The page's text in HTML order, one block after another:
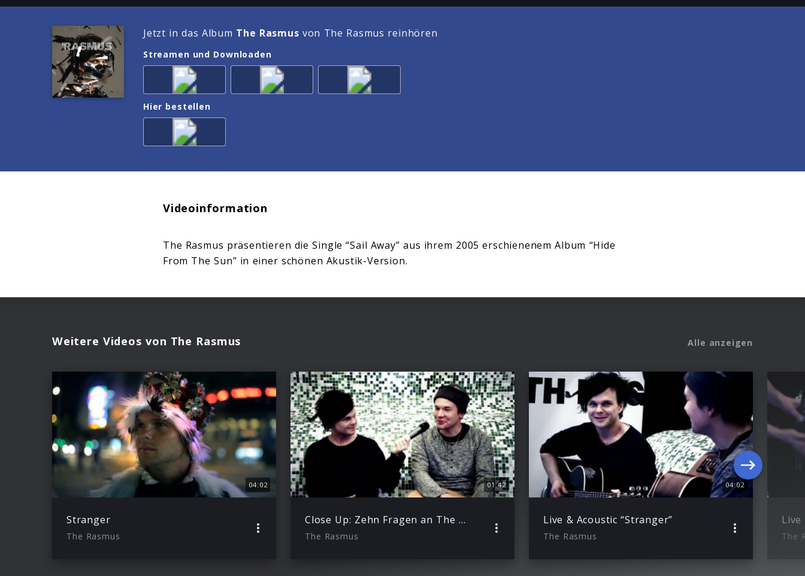
Jetzt in das Album The Rasmus von The Rasmus reinhören
Streamen und Downloaden
Hier bestellen
Videoinformation
The Rasmus präsentieren die Single “Sail Away” aus ihrem 2005 erschienenem Album “Hide
From The Sun” in einer schönen Akustik-Version.
Weitere Videos von The Rasmus Alle anzeigen
04:02
Stranger
The Rasmus
01:42
Close Up: Zehn Fragen an The Rasmus
The Rasmus
04:02
Live & Acoustic “Stranger”
The Rasmus
Live
The